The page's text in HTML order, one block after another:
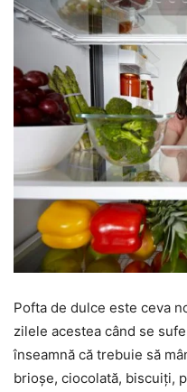
Pofta de dulce este ceva
zilele acestea când se
înseamnă că trebuie să
brioșe, ciocolată, biscuiți,